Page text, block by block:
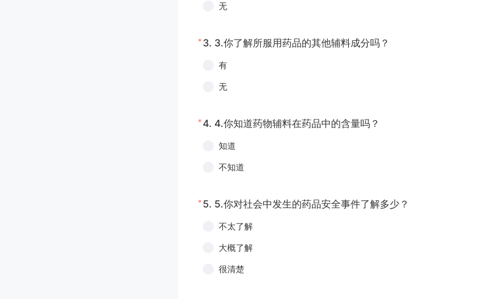
无
* 3. 3.你了解所服用药品的其他辅料成分吗？
有
无
* 4. 4.你知道药物辅料在药品中的含量吗？
知道
不知道
* 5. 5.你对社会中发生的药品安全事件了解多少？
不太了解
大概了解
很清楚